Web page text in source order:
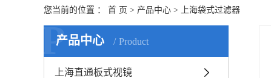
您当前的位置 ： 首 页 > 产品中心 > 上海袋式过滤器
产品中心 Product
P
上海直通板式视镜